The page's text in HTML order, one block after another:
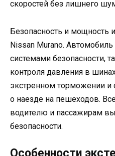
скоростей без лишнего
Безопасность и мощность
Nissan Murano.
системами безопасности,
контроля давления в
экстренном торможении и
о наезде на пешеходов.
водителю и пассажирам
безопасности.
Особенности